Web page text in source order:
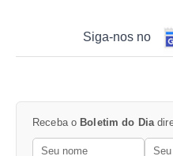
Siga-nos no
Receba o Boletim do Dia